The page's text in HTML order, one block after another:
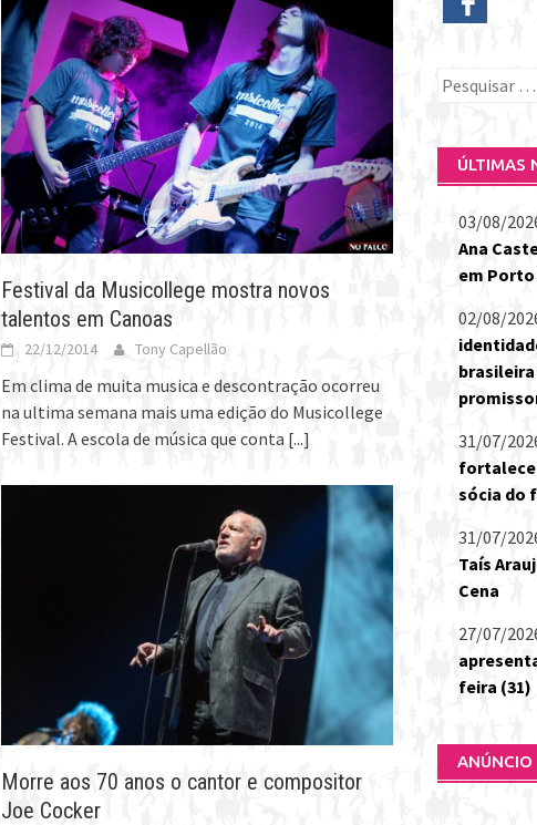
Festival da Musicollege mostra novos
talentos em Canoas
22/12/2014 Tony Capellão
Em clima de muita musica e descontração ocorreu
na ultima semana mais uma edição do Musicollege
Festival. A escola de música que conta [...]
Morre aos 70 anos o cantor e compositor
Joe Cocker
Pesquisar
ÚLTIMAS
03/08/
Ana
em
02/08/
31/07/
fortalece
sócia do
31/07/
Taís
Cena
27/07/
feira (31)
ANÚNCIO